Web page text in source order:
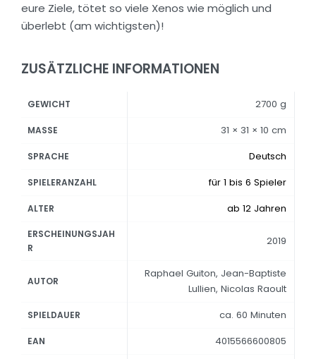
eure Ziele, tötet so viele Xenos wie möglich und
überlebt (am wichtigsten)!
ZUSÄTZLICHE INFORMATIONEN
GEWICHT 2700 g
MASSE 31 × 31 × 10 cm
SPRACHE Deutsch
SPIELERANZAHL für 1 bis 6 Spieler
ALTER ab 12 Jahren
ERSCHEINUNGSJAH
R
2019
AUTOR
Raphael Guiton, Jean-Baptiste
Lullien, Nicolas Raoult
SPIELDAUER ca. 60 Minuten
EAN 4015566600805